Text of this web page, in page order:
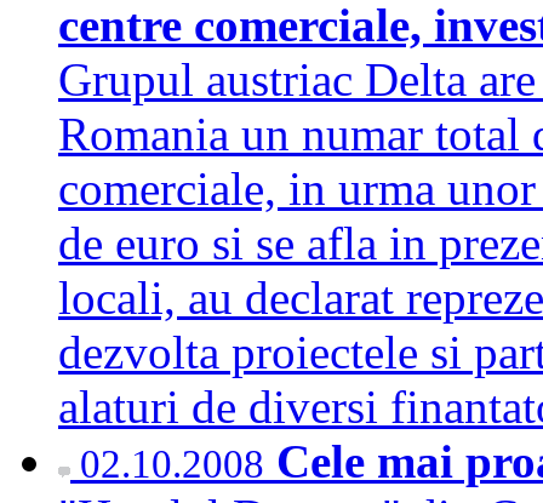
centre comerciale,
Grupul austriac Delta
Romania un numar total
comerciale, in urma
de euro si se afla in
locali, au declarat
dezvolta proiectele si
alaturi de diversi
02.10.2008 Cele mai